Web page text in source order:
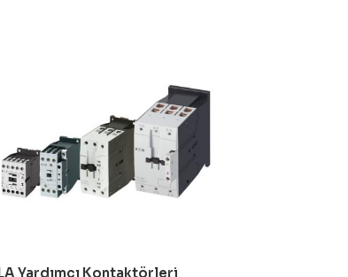
Yardımcı Kontaktörleri